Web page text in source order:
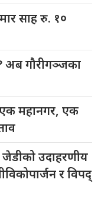
साह रु. १०
अब गौरीगञ्जका
एक महानगर, एक
जेडीको उदाहरणीय
र विपद्